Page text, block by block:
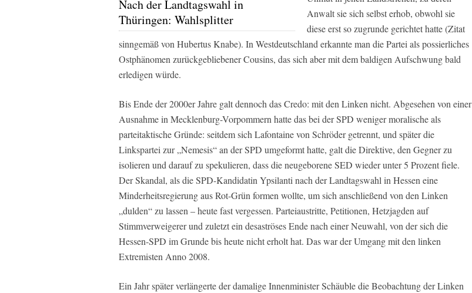
Nach der Landtagswahl in
Thüringen: Wahlsplitter
Anwalt sie sich selbst erhob, obwohl sie
diese erst so zugrunde gerichtet hatte (Zitat
sinngemäß von Hubertus Knabe). In Westdeutschland erkannte man die Partei als possierliches
Ostphänomen zurückgebliebener Cousins, das sich aber mit dem baldigen Aufschwung bald
erledigen würde.
Bis Ende der 2000er Jahre galt dennoch das Credo: mit den Linken nicht. Abgesehen von einer
Ausnahme in Mecklenburg-Vorpommern hatte das bei der SPD weniger moralische als
parteitaktische Gründe: seitdem sich Lafontaine von Schröder getrennt, und später die
Linkspartei zur „Nemesis“ an der SPD umgeformt hatte, galt die Direktive, den Gegner zu
isolieren und darauf zu spekulieren, dass die neugeborene SED wieder unter 5 Prozent fiele.
Der Skandal, als die SPD-Kandidatin Ypsilanti nach der Landtagswahl in Hessen eine
Minderheitsregierung aus Rot-Grün formen wollte, um sich anschließend von den Linken
„dulden“ zu lassen – heute fast vergessen. Parteiaustritte, Petitionen, Hetzjagden auf
Stimmverweigerer und zuletzt ein desaströses Ende nach einer Neuwahl, von der sich die
Hessen-SPD im Grunde bis heute nicht erholt hat. Das war der Umgang mit den linken
Extremisten Anno 2008.
Ein Jahr später verlängerte der damalige Innenminister Schäuble die Beobachtung der Linken